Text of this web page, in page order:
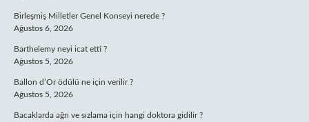
Birleşmiş Milletler Genel Konseyi nerede ?
Ağustos 6, 2026
Barthelemy neyi icat etti ?
Ağustos 5, 2026
Ballon d’Or ödülü ne için verilir ?
Ağustos 5, 2026
Bacaklarda ağrı ve sızlama için hangi doktora gidilir ?